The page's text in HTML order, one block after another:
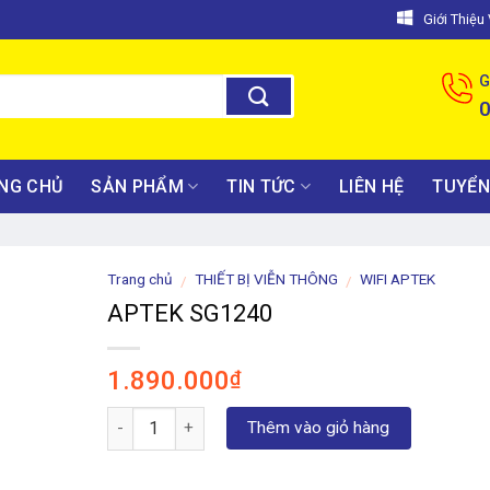
Giới Thiệu
CHỦ SẢN PHẨM TIN TỨC LIÊN HỆ
Trang chủ / THIẾT BỊ VIỄN THÔNG / WIFI APTEK
APTEK SG1240
1.890.000₫
Số lượng Thêm vào giỏ hàng